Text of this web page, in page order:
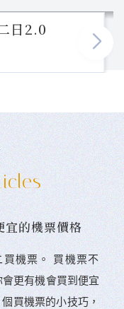
日2.0
宜的機票價格
機票。 󠀠買機票不
更有機會買到便宜
買機票的小技巧，